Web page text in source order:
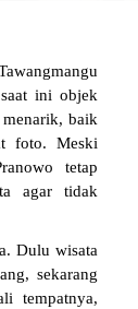
ini objek
menarik, baik
foto. Meski
tetap
agar tidak
Dulu wisata
sekarang
tempatnya,